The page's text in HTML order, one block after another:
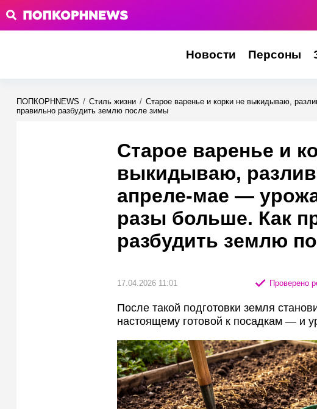
Новости Персоны
ПОПКОРНNEWS / Стиль жизни / Старое варенье и корки не выкидываю,
правильно разбудить землю после зимы
Старое варенье и
выкидываю,
апреле-мае —
разы больше. Как
разбудить землю
17.04.2026 11:01 Проверено
После такой подготовки земля
настоящему готовой к посадкам — и